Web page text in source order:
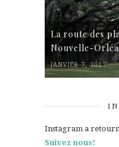
La route des
Nouvelle-
JANVIER 7, 2017
Instagram a
Suivez nous!